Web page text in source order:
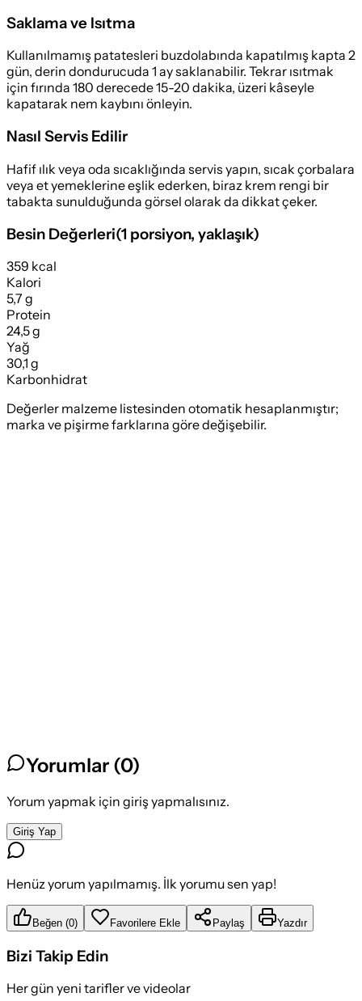
Saklama ve Isıtma
Kullanılmamış patatesleri buzdolabında kapatılmış kapta 2
gün, derin dondurucuda 1 ay saklanabilir. Tekrar ısıtmak
için fırında 180 derecede 15-20 dakika, üzeri kâseyle
kapatarak nem kaybını önleyin.
Nasıl Servis Edilir
Hafif ılık veya oda sıcaklığında servis yapın, sıcak çorbalara
veya et yemeklerine eşlik ederken, biraz krem rengi bir
tabakta sunulduğunda görsel olarak da dikkat çeker.
Besin Değerleri(1 porsiyon, yaklaşık)
359 kcal
Kalori
5,7 g
Protein
24,5 g
Yağ
30,1 g
Karbonhidrat
Değerler malzeme listesinden otomatik hesaplanmıştır;
marka ve pişirme farklarına göre değişebilir.
Yorumlar (0)
Yorum yapmak için giriş yapmalısınız.
Giriş Yap
Henüz yorum yapılmamış. İlk yorumu sen yap!
Beğen (0) Favorilere Ekle Paylaş Yazdır
Bizi Takip Edin
Her gün yeni tarifler ve videolar